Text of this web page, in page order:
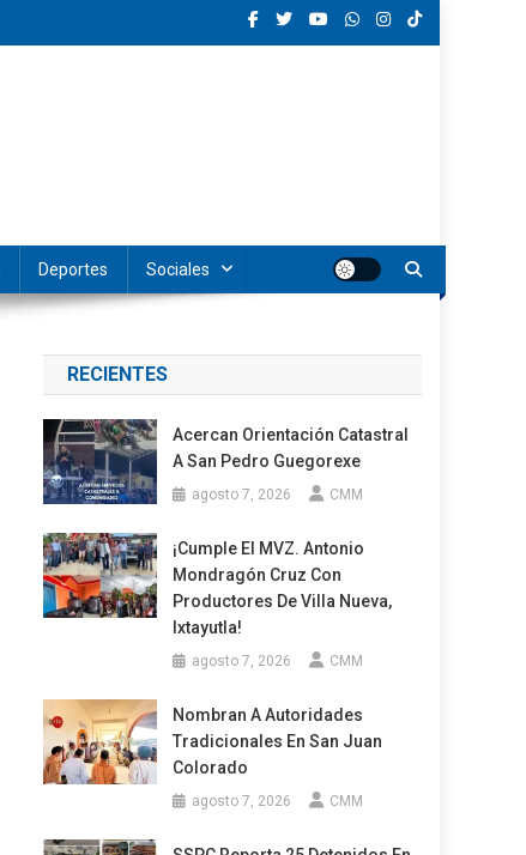
Deportes Sociales
RECIENTES
Acercan Orientación Catastral
A San Pedro Guegorexe
agosto 7, 2026 CMM
¡Cumple El MVZ. Antonio
Mondragón Cruz Con
Productores De Villa Nueva,
Ixtayutla!
agosto 7, 2026 CMM
Nombran A Autoridades
Tradicionales En San Juan
Colorado
agosto 7, 2026 CMM